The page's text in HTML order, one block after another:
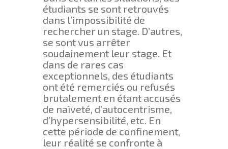
étudiants se sont retrouvés
dans l’impossibilité de
rechercher un stage. D’autres,
se sont vus arrêter
soudainement leur stage. Et
dans de rares cas
exceptionnels, des étudiants
ont été remerciés ou refusés
brutalement en étant accusés
de naïveté, d’autocentrisme,
d’hypersensibilité, etc. En
cette période de confinement,
leur réalité se confronte à